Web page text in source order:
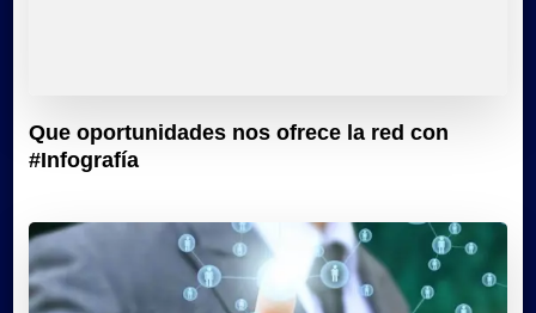
Que oportunidades nos ofrece la red con
#Infografía